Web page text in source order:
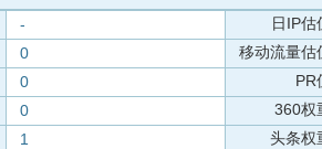
-
日IP估
0
移动流量估
0
PR
0
360权
1 头条权